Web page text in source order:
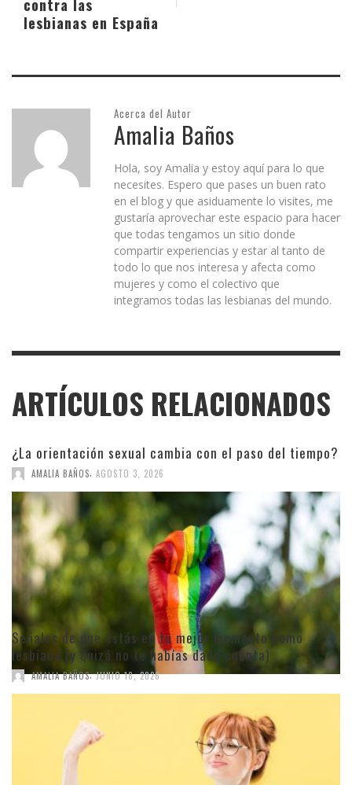
contra las
lesbianas en España
Acerca del Autor
Amalia Baños
Hola, soy Amalia y estoy aquí para lo que
necesites. Espero que pases un buen rato
en el blog y que asiduamente lo visites, me
gustaría aprovechar este espacio para hacer
que todas tengamos un sitio donde
compartir experiencias y estar al tanto de
todo lo que nos interesa y afecta como
mujeres y como el colectivo que
integramos todas las lesbianas del mundo.
ARTÍCULOS RELACIONADOS
¿La orientación sexual cambia con el paso del tiempo?
AMALIA BAÑOS AGOSTO 3, 2026
Señales de que estás en tu mejor momento como
lesbiana (y quizá no te habías dado cuenta)
AMALIA BAÑOS, JUNIO 18, 2026